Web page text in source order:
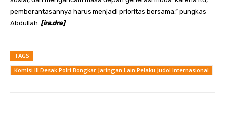
pemberantasannya harus menjadi prioritas bersama,” pungkas
Abdullah. [ira.dre]
TAGS
Komisi III Desak Polri Bongkar Jaringan Lain Pelaku Judol Internasional